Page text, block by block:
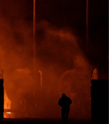
音频